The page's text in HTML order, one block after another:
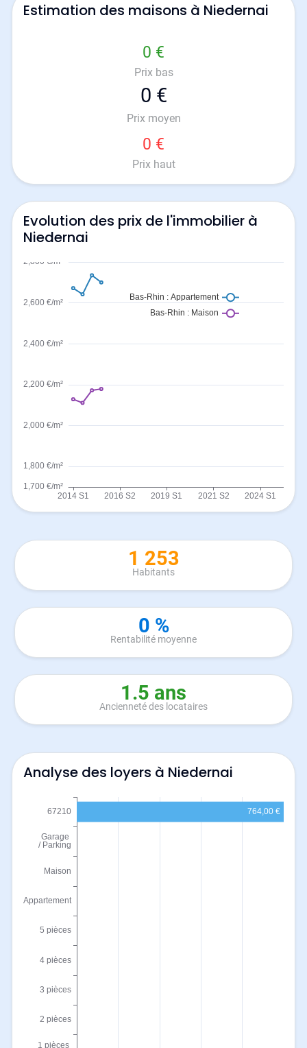
Estimation des maisons à Niedernai
0 €
Prix bas
0 €
Prix moyen
0 €
Prix haut
Evolution des prix de l'immobilier à
Niedernai
1 253
Habitants
0 %
Rentabilité moyenne
1.5 ans
Ancienneté des locataires
Analyse des loyers à Niedernai